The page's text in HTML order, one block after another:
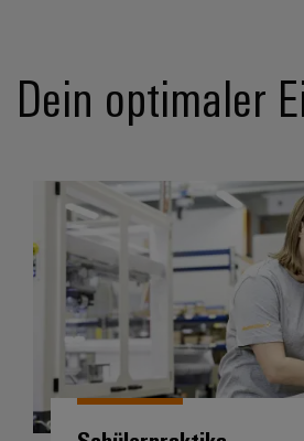
Dein optimaler